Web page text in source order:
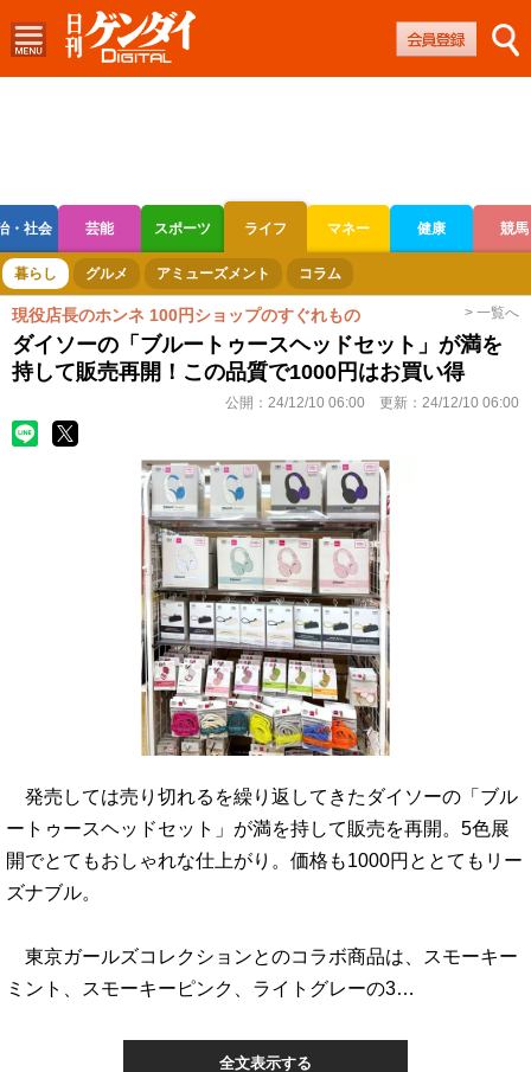
・社会 芸能 スポーツ ライフ マネー 健康 競馬
ボートレース 競輪 オートレース
暮らし グルメ アミューズメント コラム
現役店長のホンネ 100円ショップのすぐれもの > 一覧へ
ダイソーの「ブルートゥースヘッドセット」が満を
持して販売再開！この品質で1000円はお買い得
公開： 24/12/10 06:00 更新： 24/12/10 06:00
発売しては売り切れるを繰り返してきたダイソーの「ブル
ートゥースヘッドセット」が満を持して販売を再開。5色展
開でとてもおしゃれな仕上がり。価格も1000円ととてもリー
ズナブル。
東京ガールズコレクションとのコラボ商品は、スモーキー
ミント、スモーキーピンク、ライトグレーの3…
全文表示する